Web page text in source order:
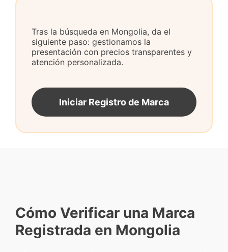
Tras la búsqueda en Mongolia, da el
siguiente paso: gestionamos la
presentación con precios transparentes y
atención personalizada.
Iniciar Registro de Marca
Cómo Verificar una Marca
Registrada en Mongolia